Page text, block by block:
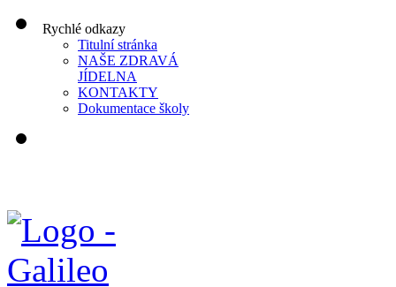
Rychlé odkazy
Titulní stránka
NAŠE ZDRAVÁ
JÍDELNA
KONTAKTY
Dokumentace školy